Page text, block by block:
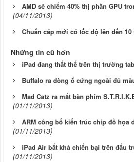
AMD sẽ chiếm 40% thị phần GPU
(04/11/2013)
Chuẩn cáp mới có tốc độ lên đến 10
Những tin cũ hơn
iPad đang thất thế trên thị trường
Buffalo ra dòng ổ cứng ngoài đủ
Mad Catz ra mắt bàn phím
(01/11/2013)
ARM công bố kiến trúc chip đồ họa
(01/11/2013)
iPad Air bất khả chiến bại trên đấu
(01/11/2013)